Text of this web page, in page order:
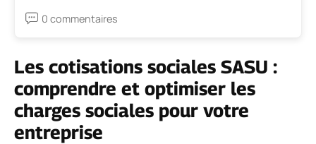
0 commentaires
Les cotisations sociales SASU :
comprendre et optimiser les
charges sociales pour votre
entreprise